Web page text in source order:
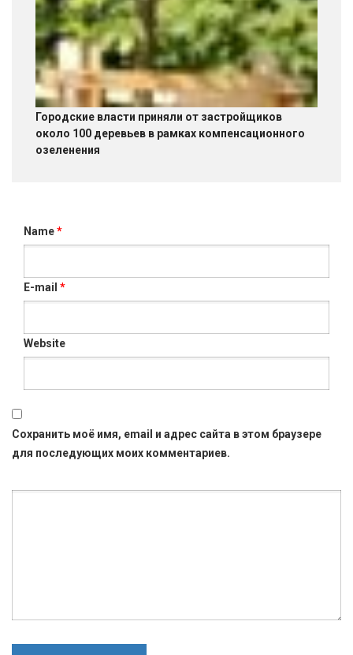
Городские власти приняли от застройщиков
около 100 деревьев в рамках компенсационного
озеленения
Name*
E-mail *
Website
Сохранить моё имя, email и адрес сайта в этом браузере
для последующих моих комментариев.